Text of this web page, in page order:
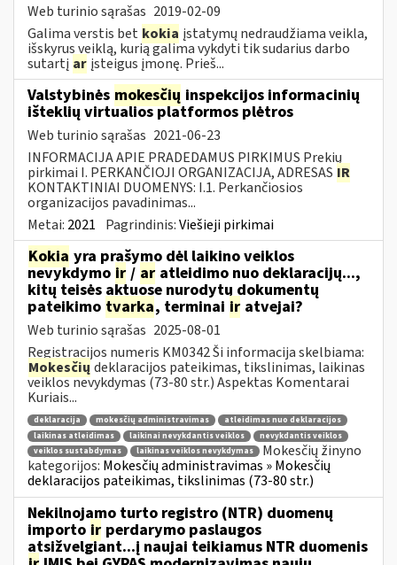
Web turinio sąrašas 2019-02-09
Galima verstis bet kokia įstatymų nedraudžiama veikla,
išskyrus veiklą, kurią galima vykdyti tik sudarius darbo
sutartį ar įsteigus įmonę. Prieš...
Valstybinės mokesčių inspekcijos informacinių
išteklių virtualios platformos plėtros
Web turinio sąrašas 2021-06-23
INFORMACIJA APIE PRADEDAMUS PIRKIMUS Prekių
pirkimai I. PERKANČIOJI ORGANIZACIJA, ADRESAS IR
KONTAKTINIAI DUOMENYS: I.1. Perkančiosios
organizacijos pavadinimas...
Metai: 2021 Pagrindinis:Viešieji pirkimai
Kokia yra prašymo dėl laikino veiklos
nevykdymo ir / ar atleidimo nuo deklaracijų...,
kitų teisės aktuose nurodytų dokumentų
pateikimo tvarka, terminai ir atvejai?
Web turinio sąrašas 2025-08-01
Registracijos numeris KM0342 Ši informacija skelbiama:
Mokesčių deklaracijos pateikimas, tikslinimas, laikinas
veiklos nevykdymas (73-80 str.) Aspektas Komentarai
Kuriais...
deklaracija mokesčių administravimas
atleidimas nuo deklaracijos
laikinas atleidimas
laikinai nevykdantis veiklos
nevykdantis veiklos
veiklos sustabdymas
laikinas veiklos nevykdymas
Mokesčių žinyno
kategorijos: Mokesčių administravimas » Mokesčių
deklaracijos pateikimas, tikslinimas (73-80 str.)
Nekilnojamo turto registro (NTR) duomenų
importo ir perdarymo paslaugos
atsižvelgiant...į naujai teikiamus NTR duomenis